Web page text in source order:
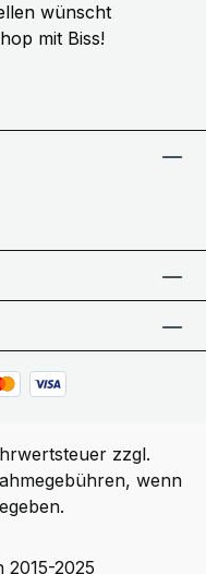
wünscht
mit Biss!
zzgl.
wenn
2025